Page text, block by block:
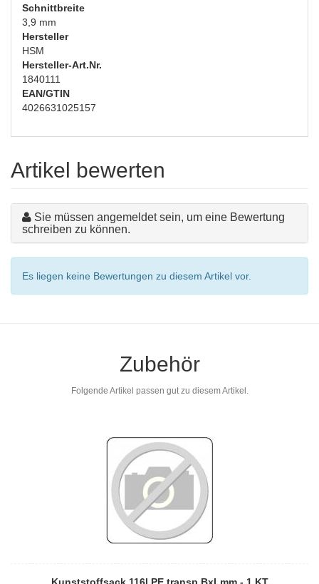
Schnittbreite
3,9 mm
Hersteller
HSM
Hersteller-Art.Nr.
1840111
EAN/GTIN
4026631025157
Artikel bewerten
Sie müssen angemeldet sein, um eine Bewertung
schreiben zu können.
Es liegen keine Bewertungen zu diesem Artikel vor.
Zubehör
Folgende Artikel passen gut zu diesem Artikel.